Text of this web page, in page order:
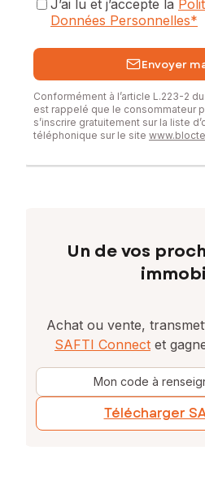
J’ai lu et j’accepte la
Données Personnelles*
Envoyer
Conformément à l’article L.223-2
est rappelé que le consommateur
s’inscrire gratuitement sur la liste
téléphonique sur le site
Un de vos
Achat ou vente,
SAFTI Connect et
Mon code à
Télécharger